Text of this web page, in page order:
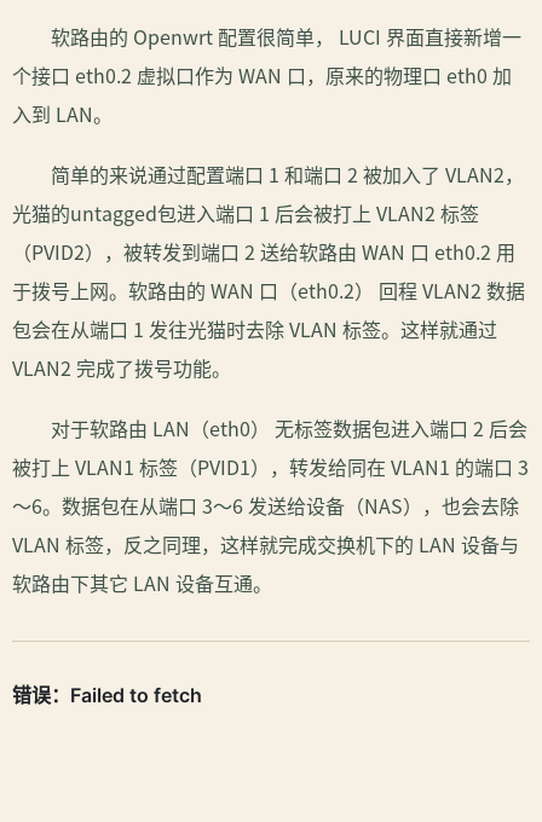
软路由的 Openwrt 配置很简单， LUCI 界面直接新增一
个接口 eth0.2 虚拟口作为 WAN 口，原来的物理口 eth0 加
入到 LAN。
简单的来说通过配置端口 1 和端口 2 被加入了 VLAN2，
光猫的untagged包进入端口 1 后会被打上 VLAN2 标签
（PVID2），被转发到端口 2 送给软路由 WAN 口 eth0.2 用
于拨号上网。软路由的 WAN 口（eth0.2） 回程 VLAN2 数据
包会在从端口 1 发往光猫时去除 VLAN 标签。这样就通过
VLAN2 完成了拨号功能。
对于软路由 LAN（eth0） 无标签数据包进入端口 2 后会
被打上 VLAN1 标签（PVID1），转发给同在 VLAN1 的端口 3
～6。数据包在从端口 3～6 发送给设备（NAS），也会去除
VLAN 标签，反之同理，这样就完成交换机下的 LAN 设备与
软路由下其它 LAN 设备互通。